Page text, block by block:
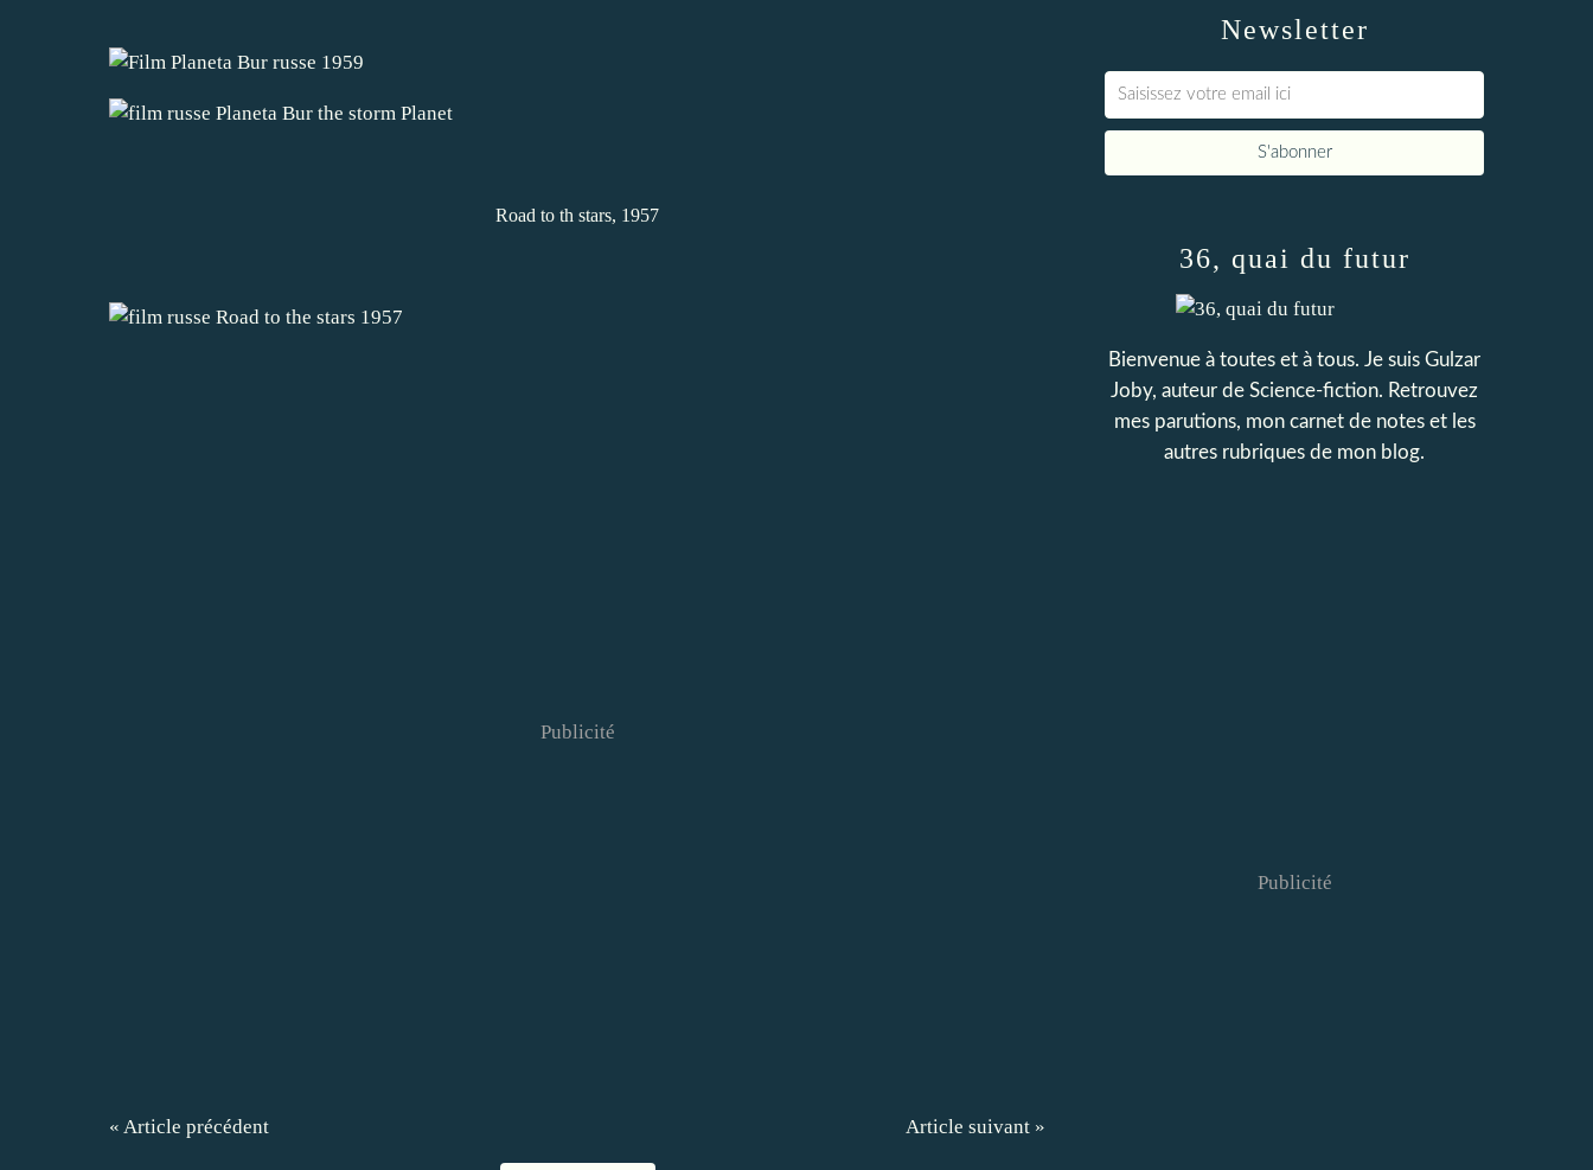
Road to th stars, 1957
Publicité
« Article précédent Article suivant »
Newsletter
36, quai du futur
Bienvenue à toutes et à tous. Je suis Gulzar
Joby, auteur de Science-fiction. Retrouvez
mes parutions, mon carnet de notes et les
autres rubriques de mon blog.
Publicité